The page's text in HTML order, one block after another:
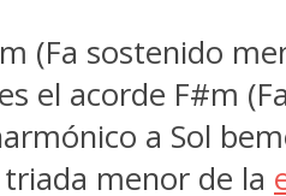
(Fa sostenido
el acorde F#m
a Sol
menor de la